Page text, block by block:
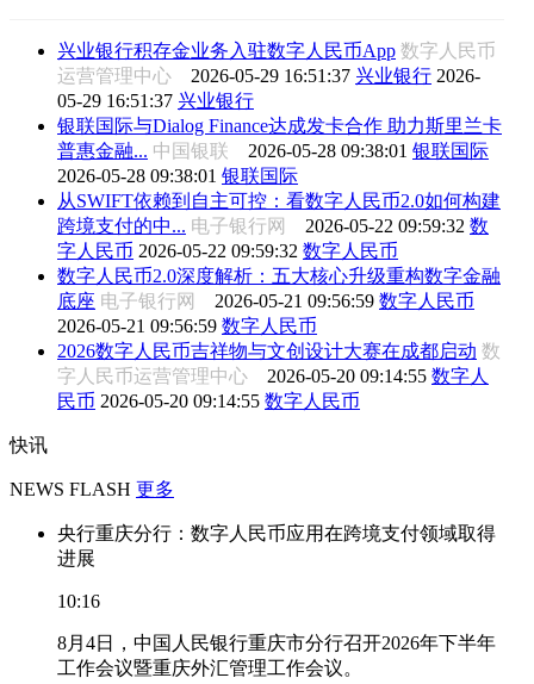
兴业银行积存金业务入驻数字人民币App 数字人民币
运营管理中心 2026-05-29 16:51:37 兴业银行 2026-
05-29 16:51:37 兴业银行
银联国际与Dialog Finance达成发卡合作 助力斯里兰卡
普惠金融... 中国银联 2026-05-28 09:38:01 银联国际
2026-05-28 09:38:01 银联国际
从SWIFT依赖到自主可控：看数字人民币2.0如何构建
跨境支付的中... 电子银行网 2026-05-22 09:59:32 数
字人民币 2026-05-22 09:59:32 数字人民币
数字人民币2.0深度解析：五大核心升级重构数字金融
底座 电子银行网 2026-05-21 09:56:59 数字人民币
2026-05-21 09:56:59 数字人民币
2026数字人民币吉祥物与文创设计大赛在成都启动 数
字人民币运营管理中心 2026-05-20 09:14:55 数字人
民币 2026-05-20 09:14:55 数字人民币
快讯
NEWS FLASH 更多
央行重庆分行：数字人民币应用在跨境支付领域取得
进展
10:16
8月4日，中国人民银行重庆市分行召开2026年下半年
工作会议暨重庆外汇管理工作会议。